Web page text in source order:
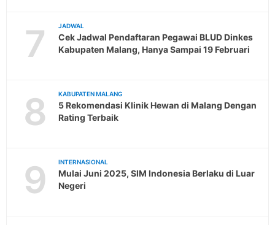
7 JADWAL
Cek Jadwal Pendaftaran Pegawai BLUD Dinkes
Kabupaten Malang, Hanya Sampai 19 Februari
8 KABUPATEN MALANG
5 Rekomendasi Klinik Hewan di Malang Dengan
Rating Terbaik
9 INTERNASIONAL
Mulai Juni 2025, SIM Indonesia Berlaku di Luar
Negeri